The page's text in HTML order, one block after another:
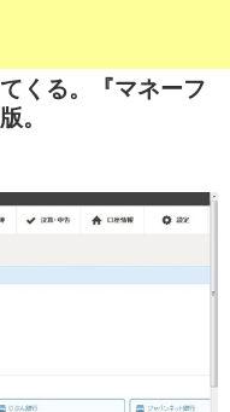
くる。『マネーフ
。